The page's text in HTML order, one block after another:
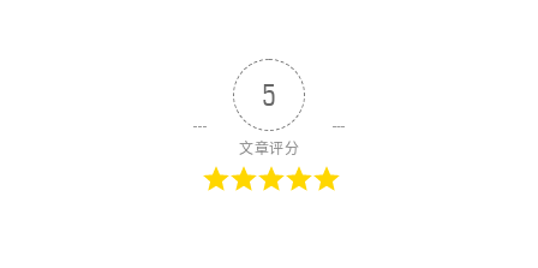
5
文章评分